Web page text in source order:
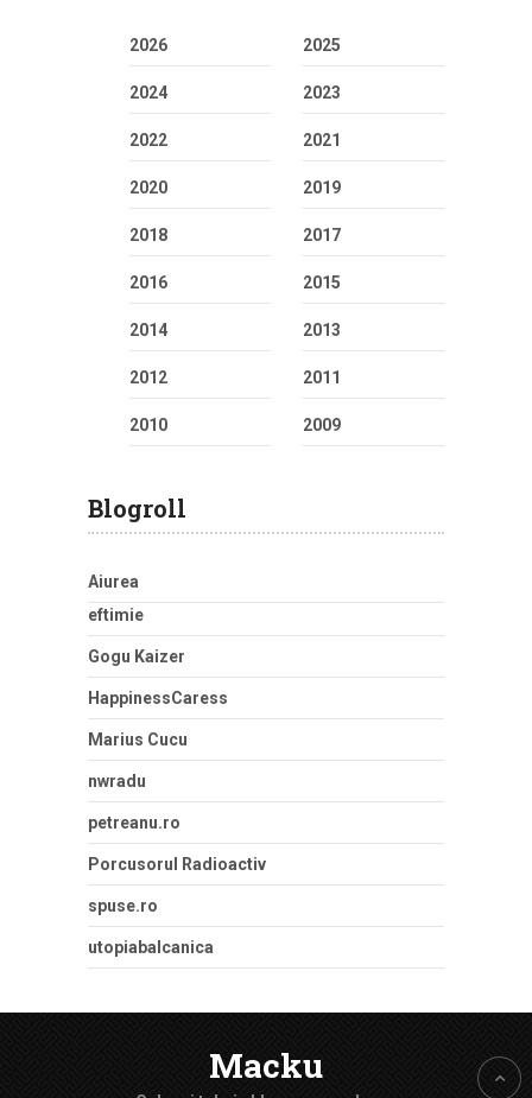
2026 2025
2024 2023
2022 2021
2020 2019
2018 2017
2016 2015
2014 2013
2012 2011
2010 2009
Blogroll
Aiurea
eftimie
Gogu Kaizer
HappinessCaress
Marius Cucu
nwradu
petreanu.ro
Porcusorul Radioactiv
spuse.ro
utopiabalcanica
Macku